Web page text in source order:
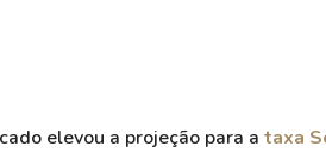
elevou a projeção para a taxa